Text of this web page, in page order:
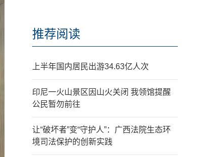
推荐阅读
上半年国内居民出游34.63亿人次
印尼一火山景区因山火关闭 我领馆提醒
公民暂勿前往
让“破坏者”变“守护人”：广西法院生态环
境司法保护的创新实践